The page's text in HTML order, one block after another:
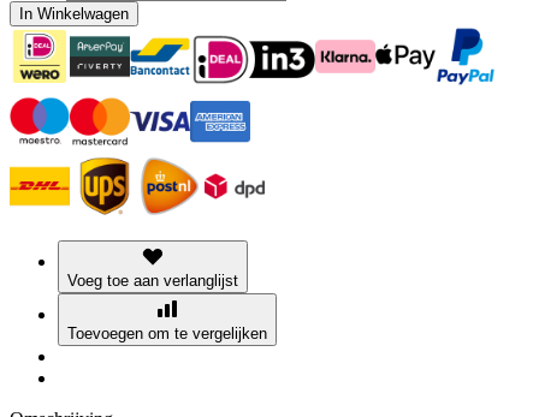
In Winkelwagen
Voeg toe aan verlanglijst
Toevoegen om te vergelijken